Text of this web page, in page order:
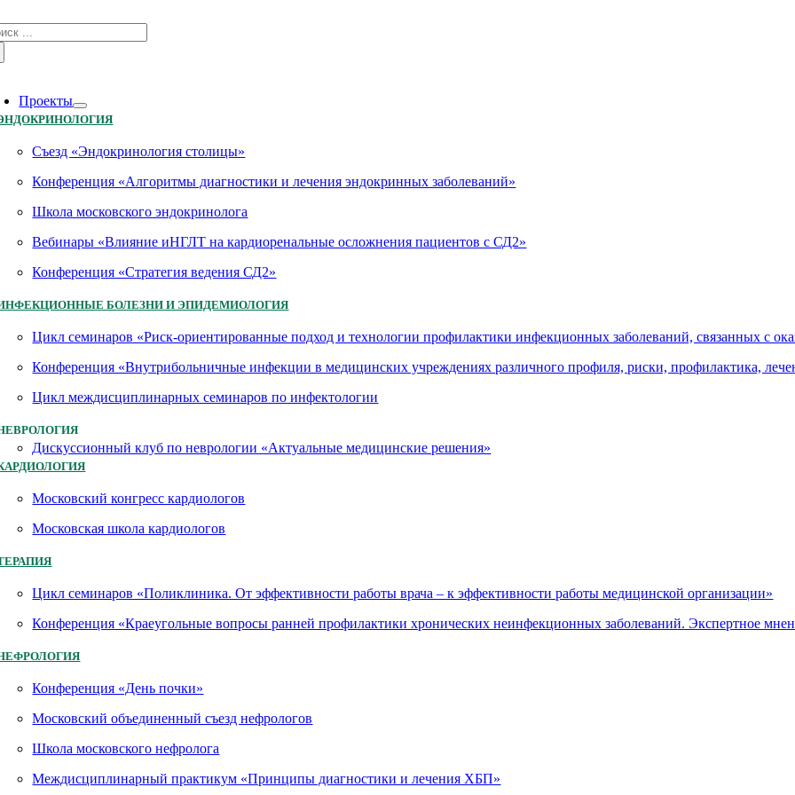
to
content
Проекты
Съезд «Эндокринология столицы»
Конференция «Алгоритмы диагностики и лечения эндокринных заболеваний»
Школа московского эндокринолога
Вебинары «Влияние иНГЛТ на кардиоренальные осложнения пациентов с СД2»
Конференция «Стратегия ведения СД2»
БОЛЕЗНИ И ЭПИДЕМИОЛОГИЯ
Цикл семинаров «Риск-ориентированные подход и технологии профилактики инфекционных заболеваний, связанных с
Конференция «Внутрибольничные инфекции в медицинских учреждениях различного профиля, риски, профилактика,
Цикл междисциплинарных семинаров по инфектологии
Дискуссионный клуб по неврологии «Актуальные медицинские решения»
Московский конгресс кардиологов
Московская школа кардиологов
Цикл семинаров «Поликлиника. От эффективности работы врача – к эффективности работы медицинской организации»
Конференция «Краеугольные вопросы ранней профилактики хронических неинфекционных заболеваний. Экспертное
Конференция «День почки»
Московский объединенный съезд нефрологов
Школа московского нефролога
Междисциплинарный практикум «Принципы диагностики и лечения ХБП»